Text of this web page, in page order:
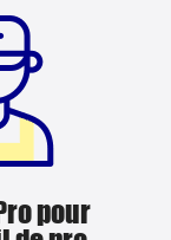
pour